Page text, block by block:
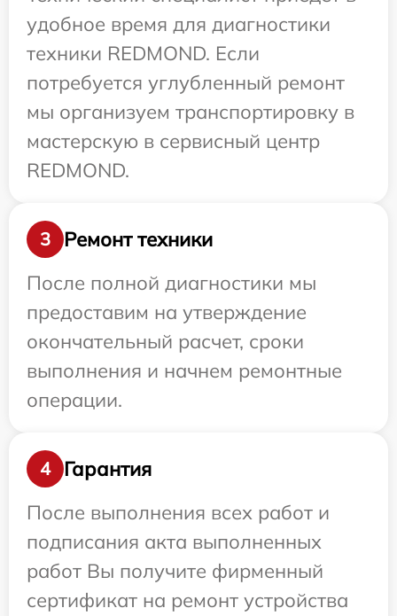
удобное время для диагностики
техники REDMOND. Если
потребуется углубленный ремонт
мы организуем транспортировку в
мастерскую в сервисный центр
REDMOND.
3
Ремонт техники
После полной диагностики мы
предоставим на утверждение
окончательный расчет, сроки
выполнения и начнем ремонтные
операции.
4
Гарантия
После выполнения всех работ и
подписания акта выполненных
работ Вы получите фирменный
сертификат на ремонт устройства